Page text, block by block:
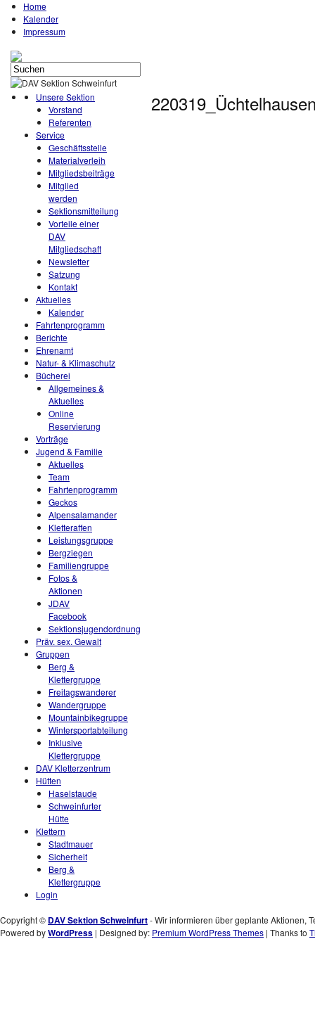
Home
Kalender
Impressum
Unsere Sektion
Vorstand
Referenten
Service
Geschäftsstelle
Materialverleih
Mitgliedsbeiträge
Mitglied
werden
Sektionsmitteilung
Vorteile einer
DAV
Mitgliedschaft
Newsletter
Satzung
Kontakt
Aktuelles
Kalender
Fahrtenprogramm
Berichte
Ehrenamt
Natur- & Klimaschutz
Bücherei
Allgemeines &
Aktuelles
Online
Reservierung
Vorträge
Jugend & Familie
Aktuelles
Team
Fahrtenprogramm
Geckos
Alpensalamander
Kletteraffen
Leistungsgruppe
Bergziegen
Familiengruppe
Fotos &
Aktionen
JDAV
Facebook
Sektionsjugendordnung
Präv. sex. Gewalt
Gruppen
Berg &
Klettergruppe
Freitagswanderer
Wandergruppe
Mountainbikegruppe
Wintersportabteilung
Inklusive
Klettergruppe
DAV Kletterzentrum
Hütten
Haselstaude
Schweinfurter
Hütte
Klettern
Stadtmauer
Sicherheit
Berg &
Klettergruppe
Login
Copyright © DAV Sektion Schweinfurt- Wir informieren über geplante Aktionen,
Powered byWordPress | Designed by: Premium WordPress Themes | Thanks to